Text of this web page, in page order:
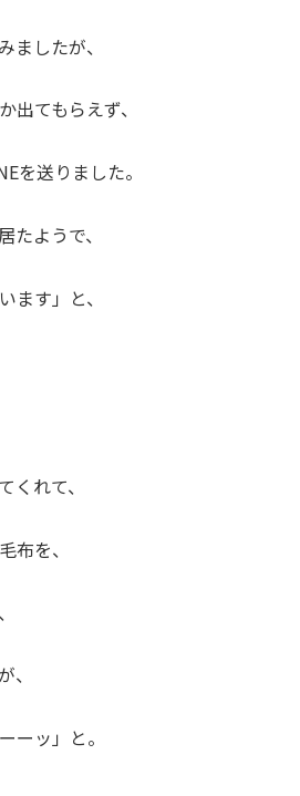
ましたが、
出てもらえず、
を送りました。
たようで、
ます」と、
くれて、
布を、
、
ーッ」と。